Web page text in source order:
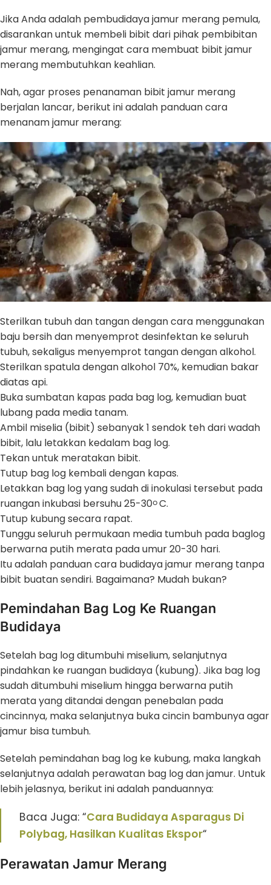
Jika Anda adalah pembudidaya jamur merang pemula,
disarankan untuk membeli bibit dari pihak pembibitan
jamur merang, mengingat cara membuat bibit jamur
merang membutuhkan keahlian.
Nah, agar proses penanaman bibit jamur merang
berjalan lancar, berikut ini adalah panduan cara
menanam jamur merang:
Sterilkan tubuh dan tangan dengan cara menggunakan
baju bersih dan menyemprot desinfektan ke seluruh
tubuh, sekaligus menyemprot tangan dengan alkohol.
Sterilkan spatula dengan alkohol 70%, kemudian bakar
diatas api.
Buka sumbatan kapas pada bag log, kemudian buat
lubang pada media tanam.
Ambil miselia (bibit) sebanyak 1 sendok teh dari wadah
bibit, lalu letakkan kedalam bag log.
Tekan untuk meratakan bibit.
Tutup bag log kembali dengan kapas.
Letakkan bag log yang sudah di inokulasi tersebut pada
ruangan inkubasi bersuhu 25-30oC.
Tutup kubung secara rapat.
Tunggu seluruh permukaan media tumbuh pada baglog
berwarna putih merata pada umur 20-30 hari.
Itu adalah panduan cara budidaya jamur merang tanpa
bibit buatan sendiri. Bagaimana? Mudah bukan?
Pemindahan Bag Log Ke Ruangan
Budidaya
Setelah bag log ditumbuhi miselium, selanjutnya
pindahkan ke ruangan budidaya (kubung). Jika bag log
sudah ditumbuhi miselium hingga berwarna putih
merata yang ditandai dengan penebalan pada
cincinnya, maka selanjutnya buka cincin bambunya agar
jamur bisa tumbuh.
Setelah pemindahan bag log ke kubung, maka langkah
selanjutnya adalah perawatan bag log dan jamur. Untuk
lebih jelasnya, berikut ini adalah panduannya:
Baca Juga: “Cara Budidaya Asparagus Di
Polybag, Hasilkan Kualitas Ekspor“
Perawatan Jamur Merang